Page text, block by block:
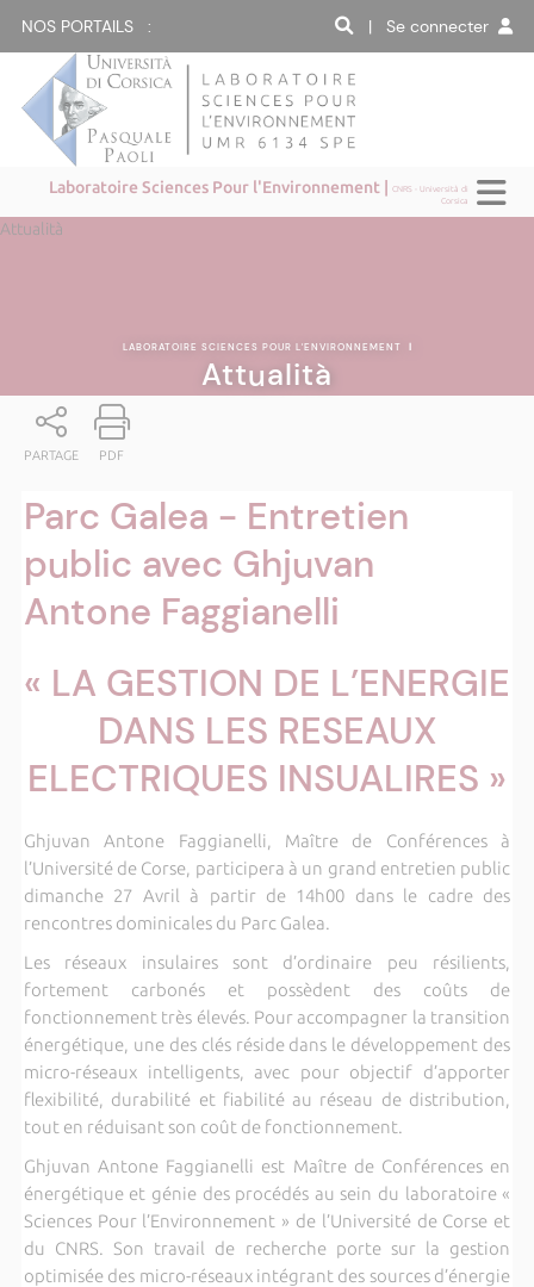
NOS PORTAILS : | Se connecter
Laboratoire Sciences Pour l'Environnement |CNRS - Università di
Corsica
Attualità
LABORATOIRE SCIENCES POUR L'ENVIRONNEMENT |
Attualità
PARTAGE PDF
Parc Galea - Entretien
public avec Ghjuvan
Antone Faggianelli
« LA GESTION DE L’ENERGIE
DANS LES RESEAUX
ELECTRIQUES INSUALIRES »
Ghjuvan Antone Faggianelli, Maître de Conférences à
l’Université de Corse, participera à un grand entretien public
dimanche 27 Avril à partir de 14h00 dans le cadre des
rencontres dominicales du Parc Galea.
Les réseaux insulaires sont d’ordinaire peu résilients,
fortement carbonés et possèdent des coûts de
fonctionnement très élevés. Pour accompagner la transition
énergétique, une des clés réside dans le développement des
micro-réseaux intelligents, avec pour objectif d’apporter
flexibilité, durabilité et fiabilité au réseau de distribution,
tout en réduisant son coût de fonctionnement.
Ghjuvan Antone Faggianelli est Maître de Conférences en
énergétique et génie des procédés au sein du laboratoire «
Sciences Pour l’Environnement » de l’Université de Corse et
du CNRS. Son travail de recherche porte sur la gestion
optimisée des micro-réseaux intégrant des sources d’énergie